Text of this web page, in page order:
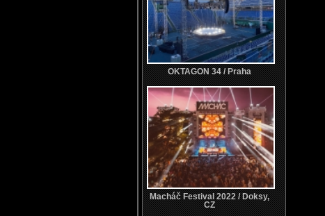
OKTAGON 34 / Praha
Macháč Festival 2022 / Doksy,
CZ